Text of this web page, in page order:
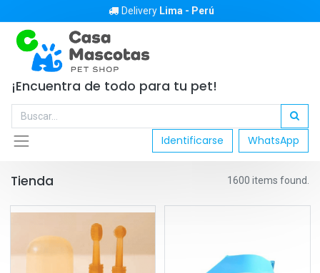
Delivery Lima - Perú
¡Encuentra de todo para tu pet!
Identificarse WhatsApp
Tienda 1600 items found.